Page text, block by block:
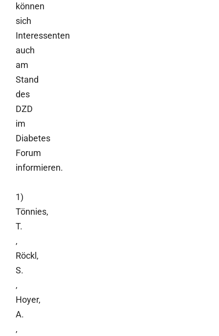
können
sich
Interessenten
auch
am
Stand
des
DZD
im
Diabetes
Forum
informieren.
1)
Tönnies,
T.
,
Röckl,
S.
,
Hoyer,
A.
,